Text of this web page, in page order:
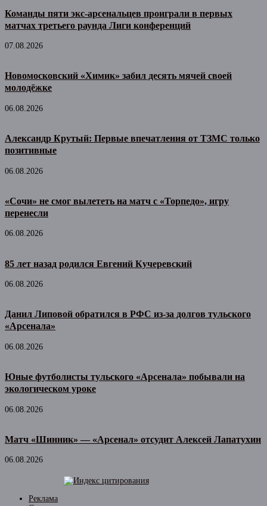
Команды пяти экс-арсенальцев проиграли в первых
матчах третьего раунда Лиги конференций
07.08.2026
Новомосковский «Химик» забил десять мячей своей
молодёжке
06.08.2026
Александр Крутый: Первые впечатления от ТЗМС только
позитивные
06.08.2026
«Сочи» не смог вылететь на матч с «Торпедо», игру
перенесли
06.08.2026
85 лет назад родился Евгений Кучеревский
06.08.2026
Данил Липовой обратился в РФС из-за долгов тульского
«Арсенала»
06.08.2026
Юные футболисты тульского «Арсенала» побывали на
экологическом уроке
06.08.2026
Матч «Шинник» — «Арсенал» отсудит Алексей Лапатухин
06.08.2026
Реклама